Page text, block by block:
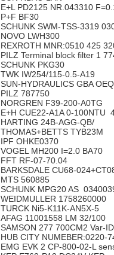
E+L PD2125 NR.043310
P+F BF30
SCHUNK SWM-TSS-3319
NOVO LWH300
REXROTH MNR:0510 425
PILZ Terminal block filter 1
SCHUNK PKG30
TWK IW254/115-0.5-A19
SUN-HYDRAULICS GBA
PILZ 787750
NORGREN F39-200-A0TG
E+H CUE22-A1A 0-100NTU
HARTING 24B-AGG-QB/
THOMAS+BETTS TYB23M
IPF OHKE0370
VOGEL MH200 I=2.0 BA70
FFT RF-07-70.04
BARKSDALE CU68-
MTS 560885
SCHUNK MPG20 AS
WEIDMULLER 1758260000
TURCK Ni5-K11K-AN5X-5
AFAG 11001558 LM 32/100
SAMSON 277 700CM2 Var-
HUB CITY NUMEBER:0220-
EMG EVK 2 CP-800-02-L